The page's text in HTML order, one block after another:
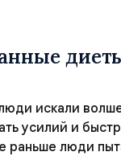
компании
—...
искали
усилий и
раньше люди